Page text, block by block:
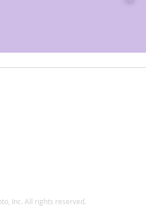
Inc. All rights reserved.